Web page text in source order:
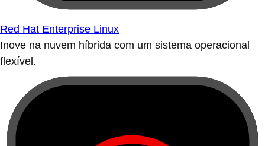
Red Hat Enterprise Linux
Inove na nuvem híbrida com um sistema operacional
flexível.